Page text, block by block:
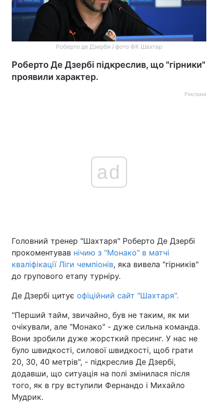
Роберто де Дзерби / фото ФК Шахтар
Роберто Де Дзербі підкреслив, що "гірники"
проявили характер.
Реклама
ad
Головний тренер "Шахтаря" Роберто Де Дзербі
прокоментував нічию з "Монако" в матчі
кваліфікації Ліги чемпіонів, яка вивела "гірників"
до групового етапу турніру.
Де Дзербі цитує офіційний сайт "Шахтаря".
"Перший тайм, звичайно, був не таким, як ми
очікували, але "Монако" - дуже сильна команда.
Вони зробили дуже жорсткий пресинг. У нас не
було швидкості, силової швидкості, щоб грати
20, 30, 40 метрів", - підкреслив Де Дзербі,
додавши, що ситуація на полі змінилася після
того, як в гру вступили Фернандо і Михайло
Мудрик.